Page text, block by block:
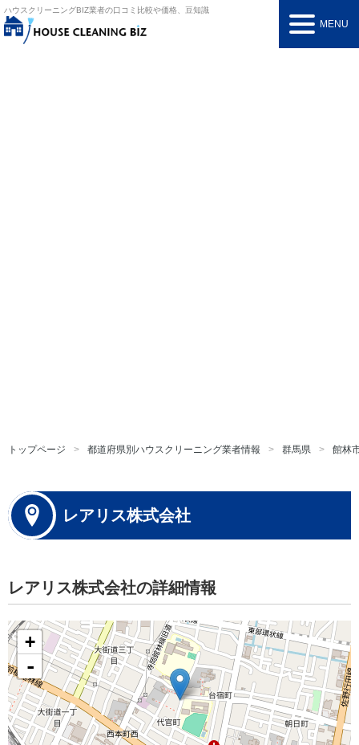
ハウスクリーニングBIZ業者の口コミ比較や価格、豆知識
MENU
トップページ 都道府県別ハウスクリーニング業者情報 群馬県 館林
レアリス株式会社
レアリス株式会社の詳細情報
+
-